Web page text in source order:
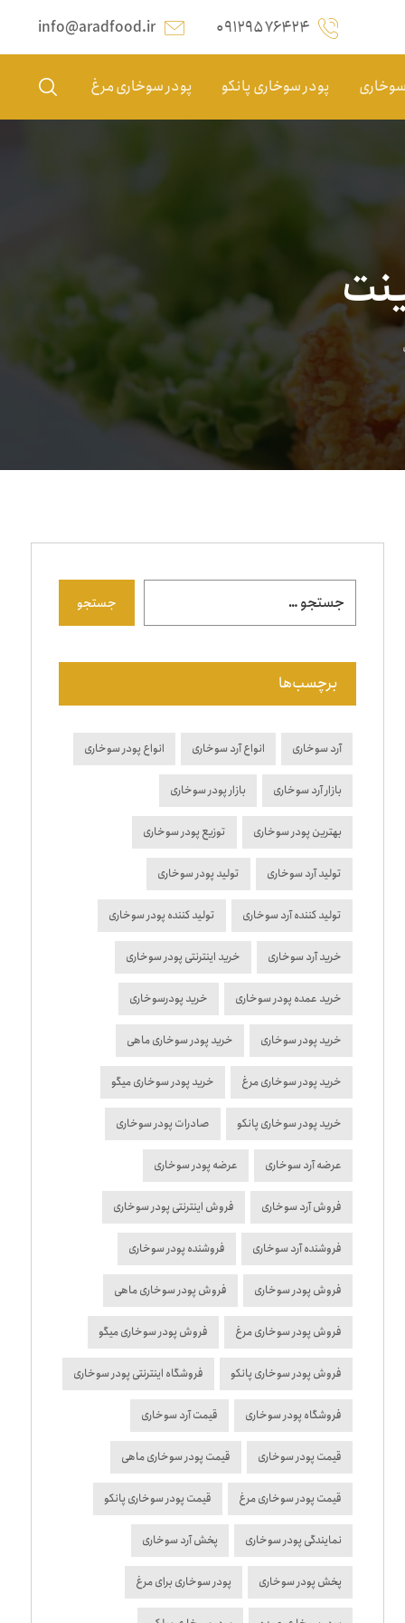
info@aradfood.ir ۰۹۱۲۹۵۷۶۴۲۴
سوخاری پودر سوخاری پانکو پودر سوخاری مرغ
جستجو
برچسب‌ها
آرد سوخاری انواع آرد سوخاری انواع پودر سوخاری
بازار آرد سوخاری بازار پودر سوخاری
بهترین پودر سوخاری توزیع پودر سوخاری
تولید آرد سوخاری تولید پودر سوخاری
تولید کننده آرد سوخاری تولید کننده پودر سوخاری
خرید آرد سوخاری خرید اینترنتی پودر سوخاری
خرید عمده پودر سوخاری خرید پودرسوخاری
خرید پودر سوخاری خرید پودر سوخاری ماهی
خرید پودر سوخاری مرغ خرید پودر سوخاری میگو
خرید پودر سوخاری پانکو صادرات پودر سوخاری
عرضه آرد سوخاری عرضه پودر سوخاری
فروش آرد سوخاری فروش اینترنتی پودر سوخاری
فروشنده آرد سوخاری فروشنده پودر سوخاری
فروش پودر سوخاری فروش پودر سوخاری ماهی
فروش پودر سوخاری مرغ فروش پودر سوخاری میگو
فروش پودر سوخاری پانکو فروشگاه اینترنتی پودر سوخاری
فروشگاه پودر سوخاری قیمت آرد سوخاری
قیمت پودر سوخاری قیمت پودر سوخاری ماهی
قیمت پودر سوخاری مرغ قیمت پودر سوخاری پانکو
نمایندگی پودر سوخاری پخش آرد سوخاری
پخش پودر سوخاری پودر سوخاری برای مرغ